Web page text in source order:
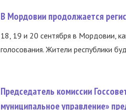
В Мордовии продолжается
18, 19 и 20 сентября в Мордовии,
голосования. Жители республики
Председатель комиссии
муниципальное управление»